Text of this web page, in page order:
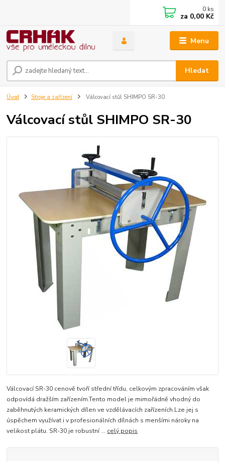
Menu
Hledat
0 ks
za 0,00 Kč
Úvod Stroje a zařízení Válcovací stůl SHIMPO SR-30
Válcovací stůl SHIMPO SR-30
Válcovací SR-30 cenově tvoří střední třídu, celkovým zpracováním však
odpovídá dražším zařízením.Tento model je mimořádně vhodný do
zaběhnutých keramických dílen ve vzdělávacích zařízeních.Lze jej s
úspěchem využívat i v profesionálních dílnách s menšími nároky na
velikost plátu. SR-30 je robustní ... celý popis